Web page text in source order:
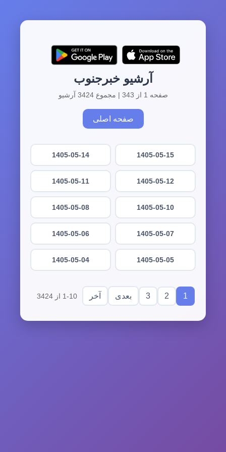
آرشیو خبرجنوب
صفحه 1 از 343 | مجموع 3424 آرشیو
صفحه اصلی
1405-05-15
1405-05-14
1405-05-12
1405-05-11
1405-05-10
1405-05-08
1405-05-07
1405-05-06
1405-05-05
1405-05-04
1
2
3 بعدی آخر 1-10 از 3424